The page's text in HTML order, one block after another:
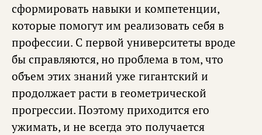
сформировать навыки и компетенции,
которые помогут им реализовать себя в
профессии. С первой университеты вроде
бы справляются, но проблема в том, что
объем этих знаний уже гигантский и
продолжает расти в геометрической
прогрессии. Поэтому приходится его
ужимать, и не всегда это получается